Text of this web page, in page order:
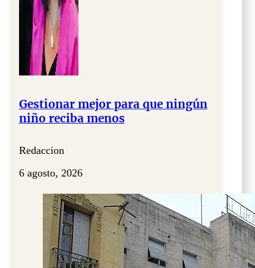
Gestionar mejor para que ningún
niño reciba menos
Redaccion
6 agosto, 2026